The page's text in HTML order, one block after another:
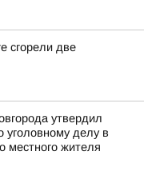
сгорели две
утвердил
уголовному делу в
местного жителя